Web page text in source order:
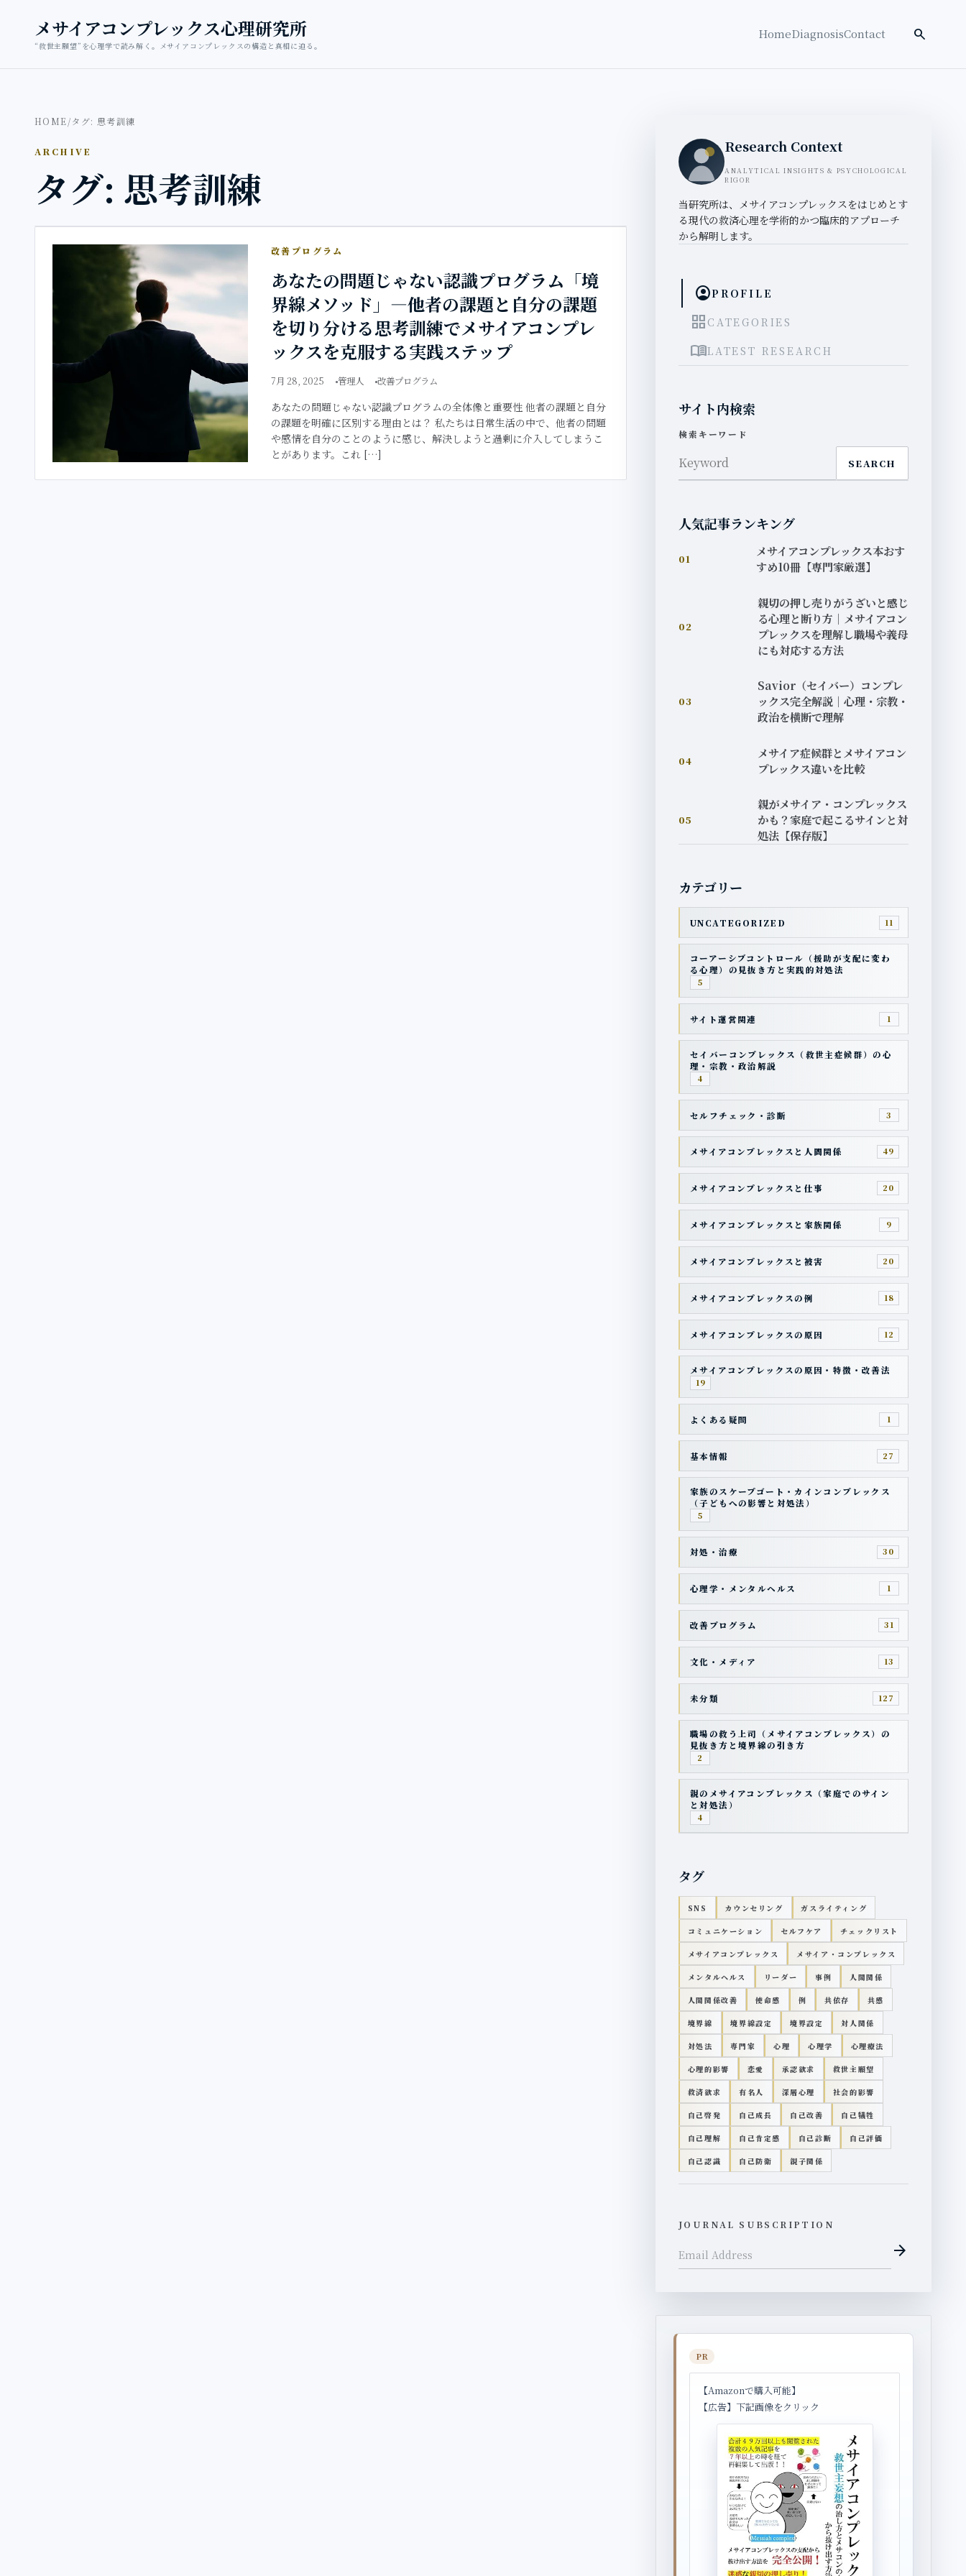
メサイアコンプレックス心理研究所
“救世主願望”を心理学で読み解く。メサイアコンプレックスの構造と真相に迫る。
HomeDiagnosisContact 検索を開く
search
HOME/タグ: 思考訓練
ARCHIVE
タグ: 思考訓練
改善プログラム
あなたの問題じゃない認識プログラム「境
界線メソッド」―他者の課題と自分の課題
を切り分ける思考訓練でメサイアコンプレ
ックスを克服する実践ステップ
7月 28, 2025 管理人 改善プログラム
あなたの問題じゃない認識プログラムの全体像と重要性 他者の課題と自分
の課題を明確に区別する理由とは？ 私たちは日常生活の中で、他者の問題
や感情を自分のことのように感じ、解決しようと過剰に介入してしまうこ
とがあります。これ […]
Research Context
ANALYTICAL INSIGHTS & PSYCHOLOGICAL
RIGOR
当研究所は、メサイアコンプレックスをはじめとす
る現代の救済心理を学術的かつ臨床的アプローチ
から解明します。
account_circlePROFILE
grid_view CATEGORIES
menu_bookLATEST RESEARCH
サイト内検索
検索キーワード
SEARCH
人気記事ランキング
01
メサイアコンプレックス本おす
すめ10冊【専門家厳選】
02
親切の押し売りがうざいと感じ
る心理と断り方｜メサイアコン
プレックスを理解し職場や義母
にも対応する方法
03
Savior（セイバー）コンプレ
ックス完全解説｜心理・宗教・
政治を横断で理解
04
メサイア症候群とメサイアコン
プレックス違いを比較
05
親がメサイア・コンプレックス
かも？家庭で起こるサインと対
処法【保存版】
カテゴリー
UNCATEGORIZED 11
コーアーシブコントロール（援助が支配に変わ
る心理）の見抜き方と実践的対処法
5
サイト運営関連 1
セイバーコンプレックス（救世主症候群）の心
理・宗教・政治解説
4
セルフチェック・診断 3
メサイアコンプレックスと人間関係 49
メサイアコンプレックスと仕事 20
メサイアコンプレックスと家族関係 9
メサイアコンプレックスと被害 20
メサイアコンプレックスの例 18
メサイアコンプレックスの原因 12
メサイアコンプレックスの原因・特徴・改善法
19
よくある疑問 1
基本情報 27
家族のスケープゴート・カインコンプレックス
（子どもへの影響と対処法）
5
対処・治療 30
心理学・メンタルヘルス 1
改善プログラム 31
文化・メディア 13
未分類 127
職場の救う上司（メサイアコンプレックス）の
見抜き方と境界線の引き方
2
親のメサイアコンプレックス（家庭でのサイン
と対処法）
4
タグ
SNS カウンセリング ガスライティング
コミュニケーション セルフケア チェックリスト
メサイアコンプレックス メサイア・コンプレックス
メンタルヘルス リーダー 事例 人間関係
人間関係改善 使命感 例 共依存 共感
境界線 境界線設定 境界設定 対人関係
対処法 専門家 心理 心理学 心理療法
心理的影響 恋愛 承認欲求 救世主願望
救済欲求 有名人 深層心理 社会的影響
自己啓発 自己成長 自己改善 自己犠牲
自己理解 自己肯定感 自己診断 自己評価
自己認識 自己防衛 親子関係
JOURNAL SUBSCRIPTION
arrow_forward
PR
【Amazonで購入可能】
【広告】下記画像をクリック